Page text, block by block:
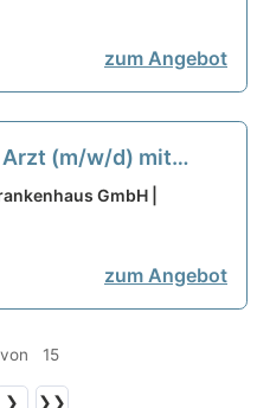
zum Angebot
(m/w/d) mit
oderGmbH |
zum Angebot
15